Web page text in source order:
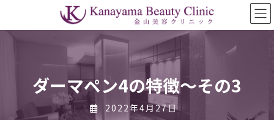
テ
ゲ
ダーマペン4の特徴〜その3
2022年4月27日